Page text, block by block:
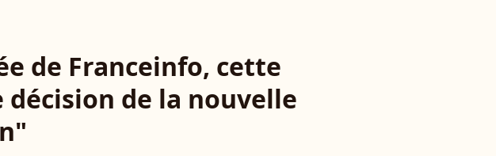
de Franceinfo, cette
de la nouvelle